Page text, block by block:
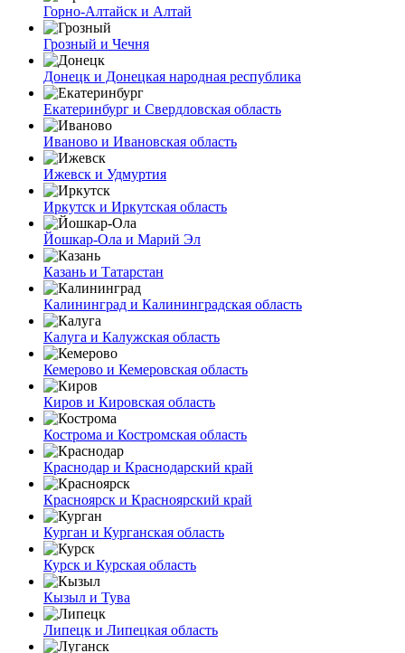
Горно-Алтайск и Алтай
Грозный и Чечня
Донецк и Донецкая народная республика
Екатеринбург и Свердловская область
Иваново и Ивановская область
Ижевск и Удмуртия
Иркутск и Иркутская область
Йошкар-Ола и Марий Эл
Казань и Татарстан
Калининград и Калининградская область
Калуга и Калужская область
Кемерово и Кемеровская область
Киров и Кировская область
Кострома и Костромская область
Краснодар и Краснодарский край
Красноярск и Красноярский край
Курган и Курганская область
Курск и Курская область
Кызыл и Тува
Липецк и Липецкая область